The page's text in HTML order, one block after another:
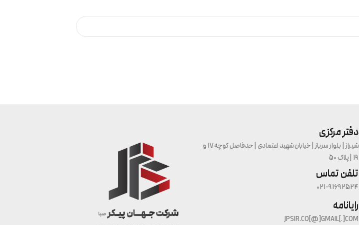
دفتر مرکزی
شیراز | بلوار سرباز | خیابان شهید اعتمادی | حدفاصل کوچه 17 و
19 | پلاک 50
تلفن تماس
021-91692524
رایانامه
JPSIR.CO[@]GMAIL[.]COM